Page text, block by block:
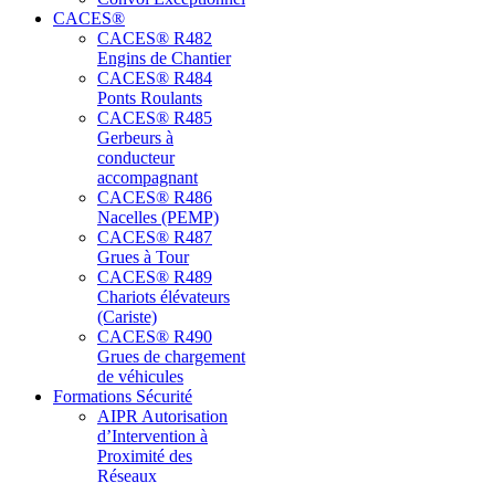
CACES®
CACES® R482
Engins de Chantier
CACES® R484
Ponts Roulants
CACES® R485
Gerbeurs à
conducteur
accompagnant
CACES® R486
Nacelles (PEMP)
CACES® R487
Grues à Tour
CACES® R489
Chariots élévateurs
(Cariste)
CACES® R490
Grues de chargement
de véhicules
Formations Sécurité
AIPR Autorisation
d’Intervention à
Proximité des
Réseaux